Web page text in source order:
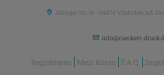
Allinger Str. 16 94474 Vilshofen a.d.
info@rueckert-
Registrieren Mein Konto F.A.Q.